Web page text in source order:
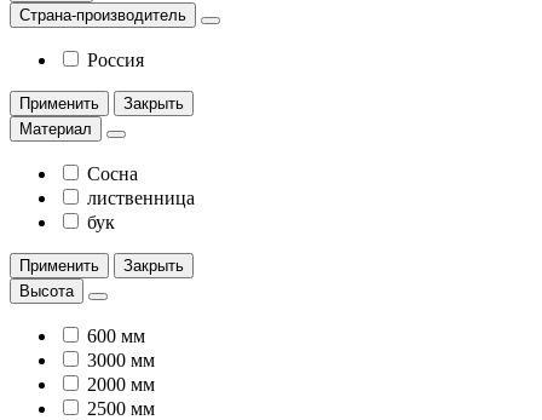
Страна-производитель
Россия
Применить
Закрыть
Материал
Сосна
лиственница
бук
Применить
Закрыть
Высота
600 мм
3000 мм
2000 мм
2500 мм